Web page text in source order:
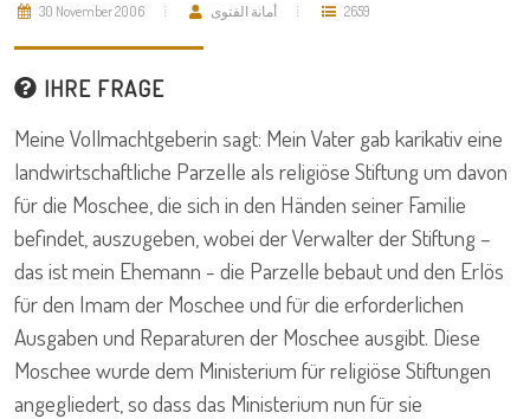
30 November 2006 أمانة الفتوى 2659
IHRE FRAGE
Meine Vollmachtgeberin sagt: Mein Vater gab karikativ eine
landwirtschaftliche Parzelle als religiöse Stiftung um davon
für die Moschee, die sich in den Händen seiner Familie
befindet, auszugeben, wobei der Verwalter der Stiftung –
das ist mein Ehemann - die Parzelle bebaut und den Erlös
für den Imam der Moschee und für die erforderlichen
Ausgaben und Reparaturen der Moschee ausgibt. Diese
Moschee wurde dem Ministerium für religiöse Stiftungen
angegliedert, so dass das Ministerium nun für sie